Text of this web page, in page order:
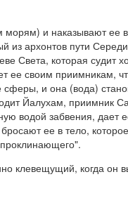
и наказывают ее
из архонтов пути
Света, которая судит
ее своим приимникам,
и она (вода)
Йалухам, приимник
водой забвения, дает
ее в тело,
клевещущий, когда он